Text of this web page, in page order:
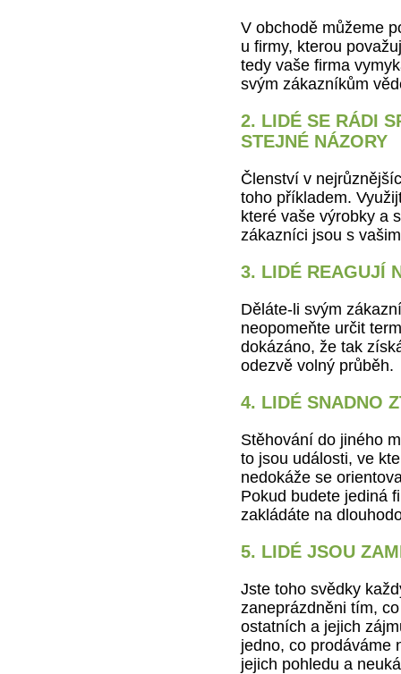
V obchodě můžeme
u firmy, kterou
tedy vaše firma
svým zákazníkům
2. LIDÉ SE RÁDI
STEJNÉ NÁZORY
Členství v
toho příkladem.
které vaše výrobky a
zákazníci jsou s
3. LIDÉ REAGUJÍ
Děláte-li svým
neopomeňte určit
dokázáno, že tak
odezvě volný průběh.
4. LIDÉ SNADNO
Stěhování do jiného
to jsou události, ve
nedokáže se
Pokud budete jediná
zakládáte na
5. LIDÉ JSOU
Jste toho svědky
zaneprázdněni tím,
ostatních a jejich
jedno, co prodáváme
jejich pohledu a